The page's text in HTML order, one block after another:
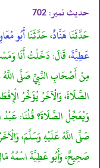
حدیث نمبر: 702
حَدَّثَنَاهَنَّادٌ، حَدَّثَنَاأَبُو
عَطِيَّةَ، قَالَ: دَخَلْتُ أَنَا
مِنْ أَصْحَابِ النَّبِيِّ صَلَّى
الصَّلَاةَ، وَالْآخَرُ يُؤَخِّرُ
وَيُعَجِّلُ الصَّلَاةَ؟ قُلْنَا:
صَلَّى اللَّهُ عَلَيْهِ وَسَلَّمَ،
صَحِيحٌ، وَأَبُو عَطِيَّةَ اسْمُهُ